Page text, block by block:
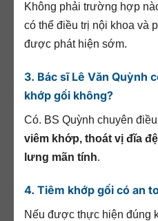
Không phải trường hợp
có thể điều trị nội khoa và
được phát hiện sớm.
3. Bác sĩ Lê Văn Quỳnh
khớp gối không?
Có. BS Quỳnh chuyên
viêm khớp, thoát vị đĩa
lưng mãn tính.
4. Tiêm khớp gối có an
Nếu được thực hiện đúng